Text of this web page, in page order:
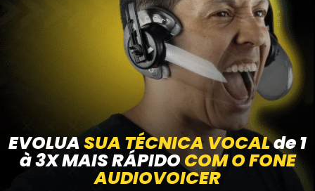
EVOLUASUA TÉCNICA VOCALde 1
à 3X MAIS RÁPIDOCOM OFONE
AUDIOVOICER